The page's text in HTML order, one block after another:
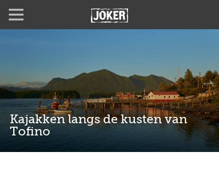
Kajakken langs de kusten van
Tofino